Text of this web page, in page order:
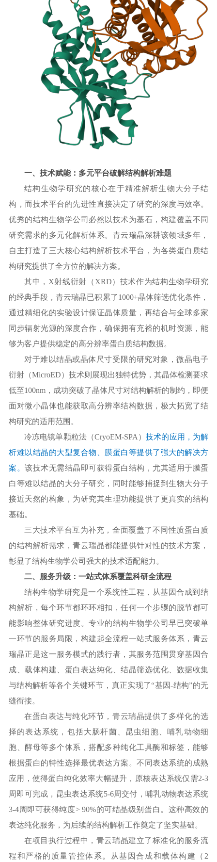
一、技术赋能：多元平台破解结构解析难题
结构生物学研究的核心在于精准解析生物大分子结
构，而技术平台的先进性直接决定了研究的深度与效率。
优秀的结构生物学公司必然以技术为基石，构建覆盖不同
研究需求的多元化解析体系。青云瑞晶深耕该领域多年，
自主打造了三大核心结构解析技术平台，为各类蛋白质结
构研究提供了全方位的解决方案。
其中， X射线衍射（XRD）技术作为结构生物学研究
的经典手段，青云瑞晶已积累了1000+晶体筛选优化条件，
通过精细化的实验设计保证晶体质量，再结合与全球多家
同步辐射光源的深度合作，确保拥有充裕的机时资源，能
够为客户提供稳定的高分辨率蛋白质结构数据。
对于难以结晶或晶体尺寸受限的研究对象，微晶电子
衍射（MicroED）技术则展现出独特优势，其晶体检测要求
低至100nm，成功突破了晶体尺寸对结构解析的制约，即便
面对微小晶体也能获取高分辨率结构数据，极大拓宽了结
构研究的适用范围。
冷冻电镜单颗粒法（CryoEM-SPA）技术的应用，为解
析难以结晶的大型复合物、膜蛋白等提供了强大的解决方
案。 该技术无需结晶即可获得蛋白结构，尤其适用于膜蛋
白等难以结晶的大分子研究，同时能够捕捉到生物大分子
接近天然的构象，为研究其生理功能提供了更真实的结构
基础。
三大技术平台互为补充，全面覆盖了不同性质蛋白质
的结构解析需求，青云瑞晶都能提供针对性的技术方案，
彰显了结构生物学公司强大的技术适配能力。
二、服务升级：一站式体系覆盖科研全流程
结构生物学研究是一个系统性工程，从基因合成到结
构解析，每个环节都环环相扣，任何一个步骤的脱节都可
能影响整体研究进度。专业的结构生物学公司早已突破单
一环节的服务局限，构建起全流程一站式服务体系，青云
瑞晶正是这一服务模式的践行者，其服务范围贯穿基因合
成、载体构建、蛋白表达纯化、结晶筛选优化、数据收集
与结构解析等各个关键环节，真正实现了“基因-结构”的无
缝衔接。
在蛋白表达与纯化环节，青云瑞晶提供了多样化的选
择的表达系统，包括大肠杆菌、昆虫细胞、哺乳动物细
胞、酵母等多个体系，搭配多种纯化工具酶和标签，能够
根据蛋白的特性选择最优表达方案。不同表达系统的成熟
应用，使得蛋白纯化效率大幅提升，原核表达系统仅需2-3
周即可完成，昆虫表达系统5-6周交付，哺乳动物表达系统
3-4周即可获得纯度> 90%的可结晶级别蛋白。这种高效的
表达纯化服务，为后续的结构解析工作奠定了坚实基础。
在项目执行过程中，青云瑞晶建立了标准化的服务流
程和严格的质量管控体系。从基因合成和载体构建（ 2